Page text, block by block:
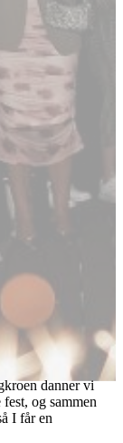
danner vi
og sammen
I får en